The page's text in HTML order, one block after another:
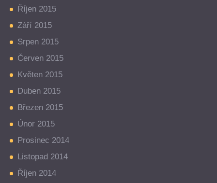
Říjen 2015
Září 2015
Srpen 2015
Červen 2015
Květen 2015
Duben 2015
Březen 2015
Únor 2015
Prosinec 2014
Listopad 2014
Říjen 2014